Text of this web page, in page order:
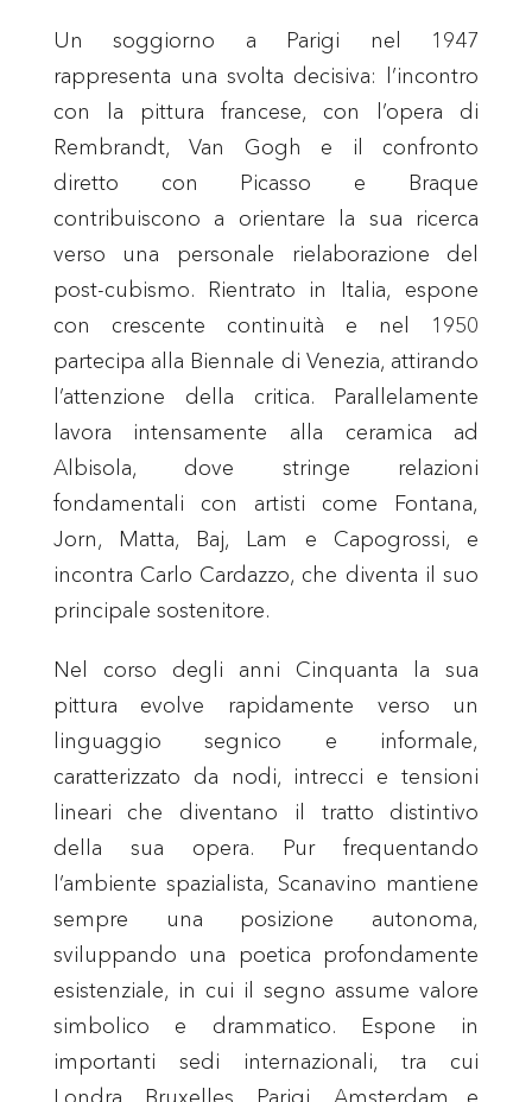
Un soggiorno a Parigi nel 1947
rappresenta una svolta decisiva: l’incontro
con la pittura francese, con l’opera di
Rembrandt, Van Gogh e il confronto
diretto con Picasso e Braque
contribuiscono a orientare la sua ricerca
verso una personale rielaborazione del
post-cubismo. Rientrato in Italia, espone
con crescente continuità e nel 1950
partecipa alla Biennale di Venezia, attirando
l’attenzione della critica. Parallelamente
lavora intensamente alla ceramica ad
Albisola, dove stringe relazioni
fondamentali con artisti come Fontana,
Jorn, Matta, Baj, Lam e Capogrossi, e
incontra Carlo Cardazzo, che diventa il suo
principale sostenitore.
Nel corso degli anni Cinquanta la sua
pittura evolve rapidamente verso un
linguaggio segnico e informale,
caratterizzato da nodi, intrecci e tensioni
lineari che diventano il tratto distintivo
della sua opera. Pur frequentando
l’ambiente spazialista, Scanavino mantiene
sempre una posizione autonoma,
sviluppando una poetica profondamente
esistenziale, in cui il segno assume valore
simbolico e drammatico. Espone in
importanti sedi internazionali, tra cui